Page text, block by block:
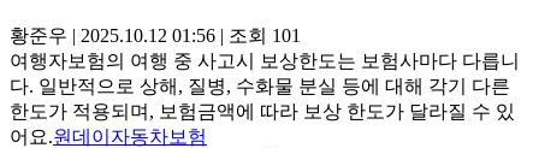
황준우 | 2025.10.12 01:56 | 조회 101
여행자보험의 여행 중 사고시 보상한도는 보험사마다 다릅니
다. 일반적으로 상해, 질병, 수화물 분실 등에 대해 각기 다른
한도가 적용되며, 보험금액에 따라 보상 한도가 달라질 수 있
어요.원데이자동차보험